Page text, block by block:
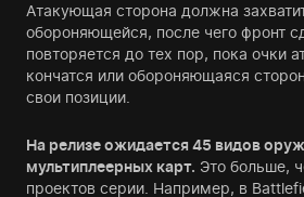
Атакующая сторона должна
обороняющейся, после чего фронт
повторяется до тех пор, пока очки
кончатся или обороняющаяся
свои позиции.
На релизе ожидается 45 видов
мультиплеерных карт. Это больше,
проектов серии. Например, в